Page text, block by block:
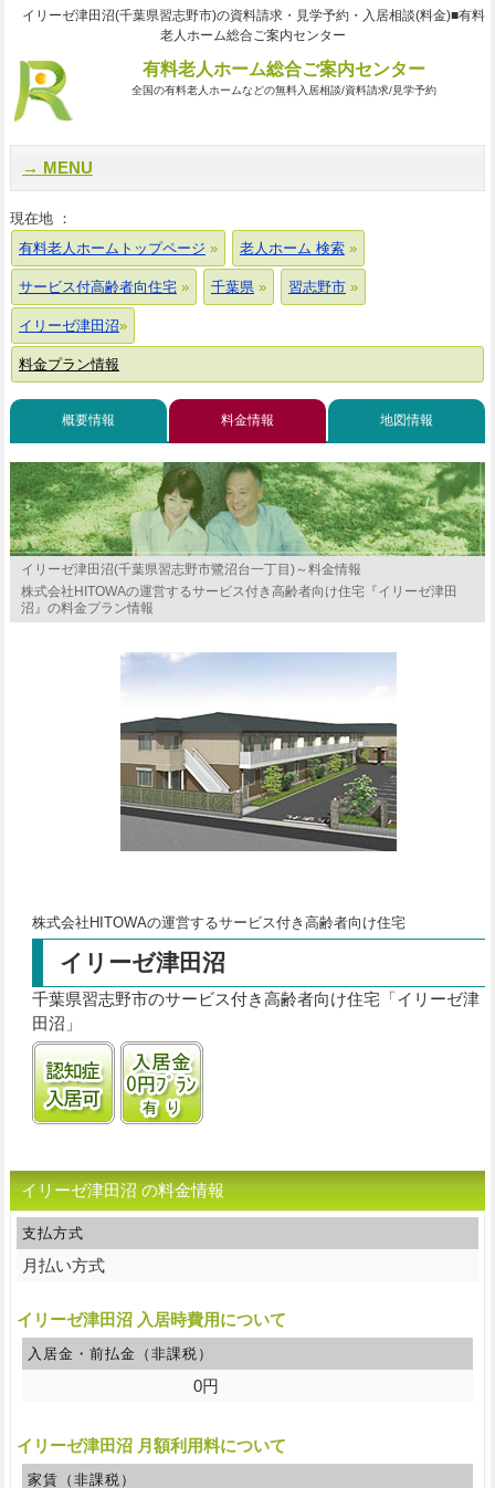
イリーゼ津田沼(千葉県習志野市)の資料請求・見学予約・入居相談(料金)■有料
老人ホーム総合ご案内センター
有料老人ホーム総合ご案内センター
全国の有料老人ホームなどの無料入居相談/資料請求/見学予約
MENU
現在地 ：
有料老人ホームトップページ
老人ホーム 検索
サービス付高齢者向住宅 千葉県 習志野市
イリーゼ津田沼
料金プラン情報
概要情報 料金情報 地図情報
イリーゼ津田沼(千葉県習志野市鷺沼台一丁目)～料金情報
株式会社HITOWAの運営するサービス付き高齢者向け住宅『イリーゼ津田
沼』の料金プラン情報
株式会社HITOWAの運営するサービス付き高齢者向け住宅
イリーゼ津田沼
千葉県習志野市のサービス付き高齢者向け住宅「イリーゼ津
田沼」
認知症受け入れ可入居金0円プランあり
イリーゼ津田沼 の料金情報
支払方式
月払い方式
イリーゼ津田沼 入居時費用について
入居金・前払金（非課税）
0円
イリーゼ津田沼 月額利用料について
家賃（非課税）